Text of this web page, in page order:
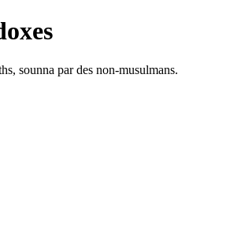
sounna par des non-musulmans.